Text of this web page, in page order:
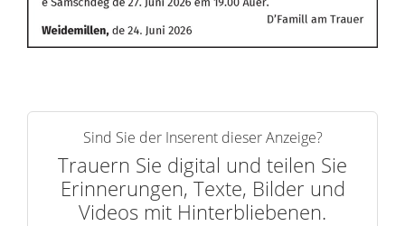
Sind Sie der Inserent dieser Anzeige?
Trauern Sie digital und teilen Sie
Erinnerungen, Texte, Bilder und
Videos mit Hinterbliebenen.